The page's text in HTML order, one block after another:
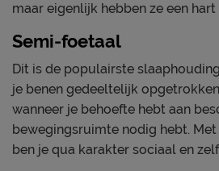
maar eigenlijk hebben ze een
Semi-foetaal
Dit is de populairste
je benen gedeeltelijk
wanneer je behoefte hebt aan
bewegingsruimte nodig hebt.
ben je qua karakter sociaal en